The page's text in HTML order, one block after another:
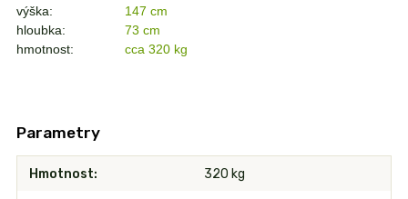
výška:
147 cm
hloubka:
73 cm
hmotnost:
cca 320 kg
Parametry
Hmotnost 320 kg